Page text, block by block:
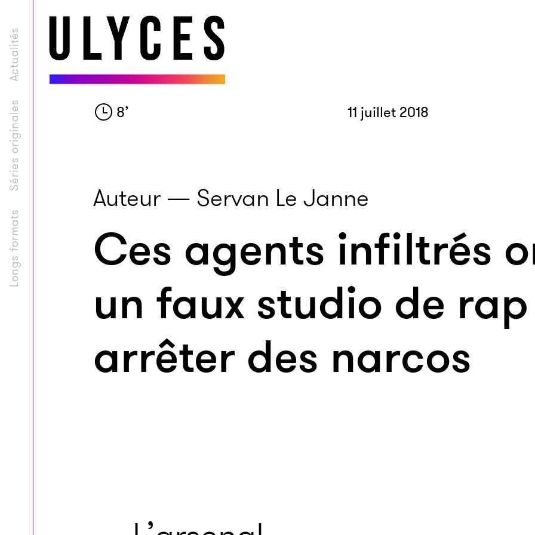
Longs formats
Séries originales
Actualités
8’ 11 juillet 2018
Auteur — Servan Le Janne
Ces agents infiltrés
un faux studio de
arrêter des narcos